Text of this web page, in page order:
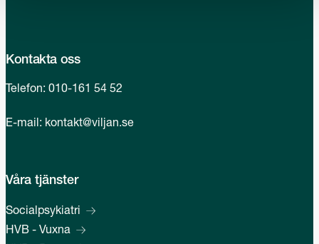
Kontakta oss
Telefon: 010-161 54 52
E-mail: kontakt@viljan.se
Våra tjänster
Socialpsykiatri
HVB - Vuxna